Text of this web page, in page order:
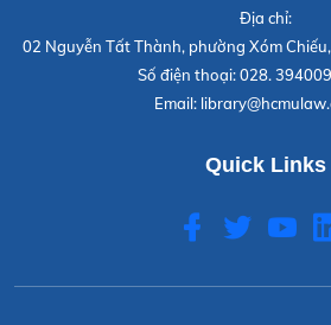
Địa chỉ:
02 Nguyễn Tất Thành, phường Xóm
Số điện thoại:028.
Email:
Quick Links